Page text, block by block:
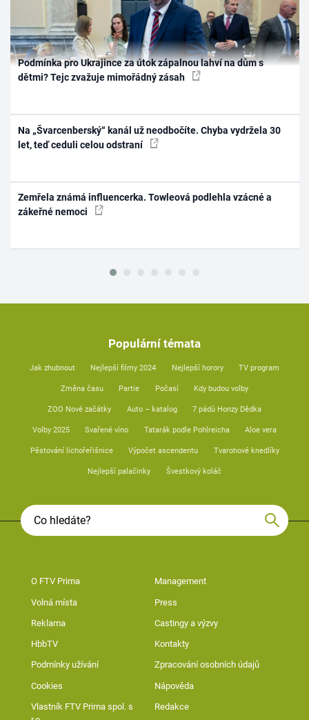
Podmínka pro Ukrajince za útok zápalnou lahví na dům s
dětmi? Tejc zvažuje mimořádný zásah
Na „Švarcenberský“ kanál už neodbočíte. Chyba vydržela 30
let, teď ceduli celou odstraní
Zemřela známá influencerka. Towleová podlehla vzácné a
zákeřné nemoci
Populární témata
Jak zhubnout Nejlepší filmy 2024 Nejlepší horory TV program
Změna času Partie Počasí Kdy budou volby
ZOO Nové začátky Auto – katalog 7 pádů Honzy Dědka
Volby 2025 Svařené víno Tatarák podle Pohlreicha Aloe vera
Pěstování lichořeřišnice Výpočet ascendentu Tvarohové knedlíky
Nejlepší palačinky Švestkový koláč
O FTV Prima Management
Volná místa Press
Reklama Castingy a výzvy
HbbTV Kontakty
Podmínky užívání Zpracování osobních údajů
Cookies Nápověda
Vlastník FTV Prima spol. s
Redakce